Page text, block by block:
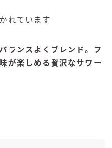
れています
ランスよくブレンド。フ
が楽しめる贅沢なサワー